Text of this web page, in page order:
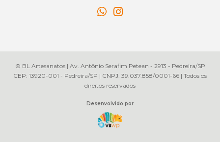
© BL Artesanatos | Av. Antônio Serafim Petean - 2913 - Pedreira/SP
CEP: 13920-001 - Pedreira/SP | CNPJ: 39.037.858/0001-66 | Todos os
direitos reservados
Desenvolvido por